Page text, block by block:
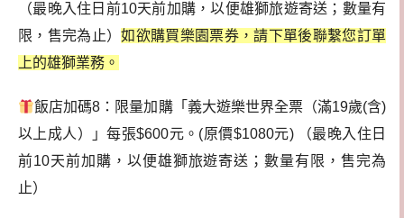
（最晚入住日前10天前加購，以便雄獅旅遊寄送；數量有
限，售完為止）如欲購買樂園票券，請下單後聯繫您訂單
上的雄獅業務。
飯店加碼8：限量加購「義大遊樂世界全票（滿19歲(含)
以上成人）」每張$600元。(原價$1080元) （最晚入住日
前10天前加購，以便雄獅旅遊寄送；數量有限，售完為
止）